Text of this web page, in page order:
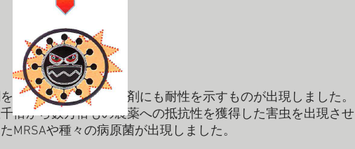
使用することで、薬剤にも耐性を示すものが出現しました。
倍から数万倍もの農薬への抵抗性を獲得した害虫を出現させ
MRSAや種々の病原菌が出現しました。